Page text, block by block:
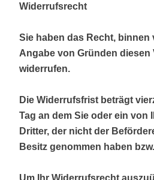
Widerrufsrecht
Sie haben das Recht, binnen
Angabe von Gründen diesen
widerrufen.
Die Widerrufsfrist beträgt
Tag an dem Sie oder ein von
Dritter, der nicht der
Besitz genommen haben
Um Ihr Widerrufsrecht